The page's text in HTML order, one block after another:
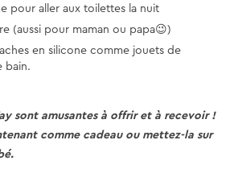
pour aller aux toilettes la nuit
(aussi pour maman ou papa😉)
en silicone comme jouets de
bain.
sont amusantes à offrir et à recevoir !
comme cadeau ou mettez-la sur